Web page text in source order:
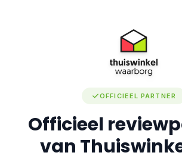
OFFICIEEL PARTNER
Officieel
van